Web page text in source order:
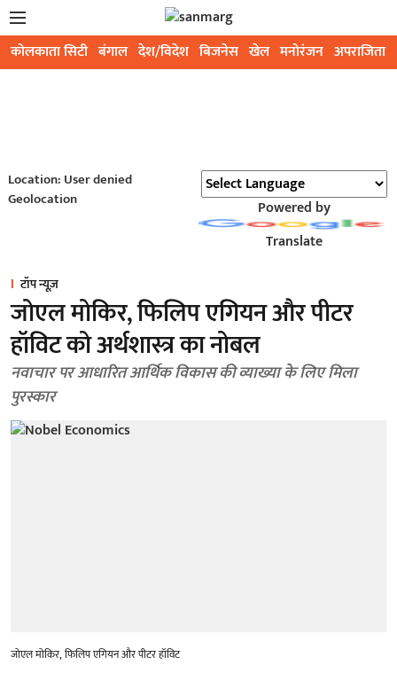
कोलकाता सिटी बंगाल देश/विदेश बिजनेस खेल मनोरंजन अपराजिता
Location: User denied
Geolocation
Powered by
Translate
टॉप न्यूज़
जोएल मोकिर, फिलिप एगियन और पीटर
हॉविट को अर्थशास्त्र का नोबल
नवाचार पर आधारित आर्थिक विकास की व्याख्या के लिए मिला
पुरस्कार
जोएल मोकिर, फिलिप एगियन और पीटर हॉविट